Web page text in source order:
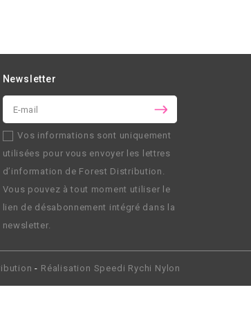
Newsletter
Vos informations sont uniquement
utilisées pour vous envoyer les lettres
d’information de Forest Distribution .
Vous pouvez à tout moment utiliser le
lien de désabonnement intégré dans la
newsletter.
- Réalisation Speedi Rychi Nylon